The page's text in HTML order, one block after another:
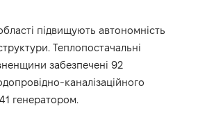
підвищують автономність
Теплопостачальні
забезпечені 92
каналізаційного
генератором.